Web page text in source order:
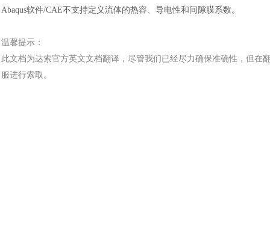
Abaqus软件/CAE不支持定义流体的热容、导电性和间隙膜系数。
温馨提示：
此文档为达索官方英文文档翻译，尽管我们已经尽力确保准确性，但在
服进行索取。